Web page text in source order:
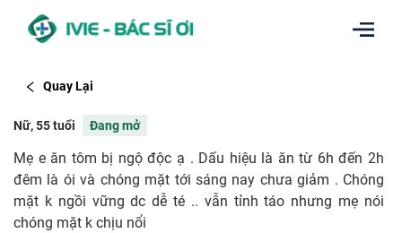
Quay Lại
Nữ, 55 tuổi Đang mở
Mẹ e ăn tôm bị ngộ độc ạ . Dấu hiệu là ăn từ 6h đến 2h
đêm là ói và chóng mặt tới sáng nay chưa giảm . Chóng
mặt k ngồi vững dc dễ té .. vẫn tỉnh táo nhưng mẹ nói
chóng mặt k chịu nổi